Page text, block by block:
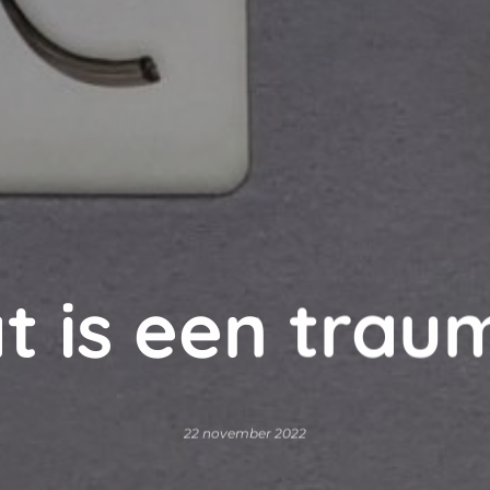
is een
22 november 2022